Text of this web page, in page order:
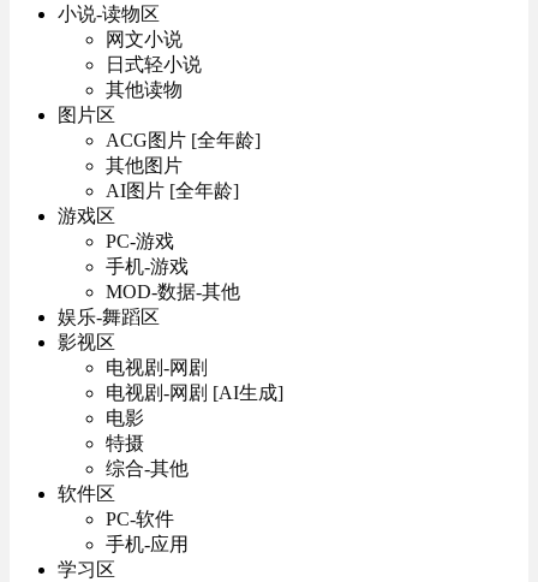
小说-读物区
网文小说
日式轻小说
其他读物
图片区
ACG图片 [全年龄]
其他图片
AI图片 [全年龄]
游戏区
PC-游戏
手机-游戏
MOD-数据-其他
娱乐-舞蹈区
影视区
电视剧-网剧
电视剧-网剧 [AI生成]
电影
特摄
综合-其他
软件区
PC-软件
手机-应用
学习区